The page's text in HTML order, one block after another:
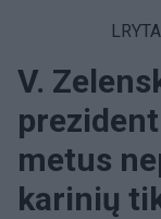
V.
metus
karinių